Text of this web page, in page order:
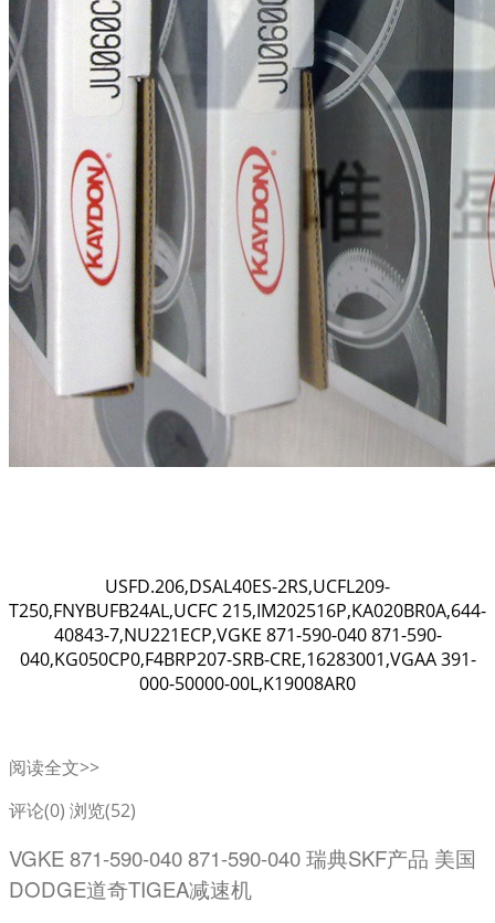
USFD.206,DSAL40ES-2RS,UCFL209-
T250,FNYBUFB24AL,UCFC 215,IM202516P,KA020BR0A,644-
40843-7,NU221ECP,VGKE 871-590-040 871-590-
040,KG050CP0,F4BRP207-SRB-CRE,16283001,VGAA 391-
000-50000-00L,K19008AR0
阅读全文>>
评论(0) 浏览(52)
VGKE 871-590-040 871-590-040 瑞典SKF产品 美国
DODGE道奇TIGEA减速机